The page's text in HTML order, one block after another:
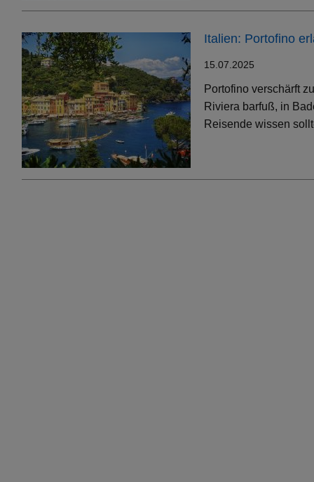
Italien: Portofino
15.07.2025
Portofino verschärft
Riviera barfuß, in
Reisende wissen